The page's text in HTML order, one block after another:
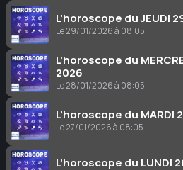
L’horoscope du JEUDI
Le 29/01/2026 à 08:05
L’horoscope du
2026
Le 28/01/2026 à 08:05
L’horoscope du MARDI
Le 27/01/2026 à 08:05
L’horoscope du LUNDI